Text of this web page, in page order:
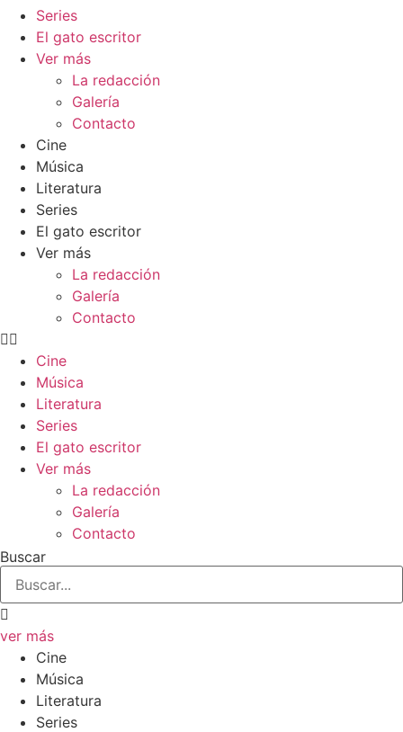
Series
El gato escritor
Ver más
La redacción
Galería
Contacto
Cine
Música
Literatura
Series
El gato escritor
Ver más
La redacción
Galería
Contacto
Cine
Música
Literatura
Series
El gato escritor
Ver más
La redacción
Galería
Contacto
Buscar
ver más
Cine
Música
Literatura
Series